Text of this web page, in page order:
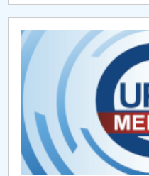
Chestionar
CAR2026
MENIU CANTINA
O NOUĂ
lucru care se poate